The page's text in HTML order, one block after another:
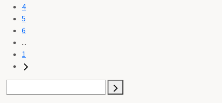
4
5
6
...
1